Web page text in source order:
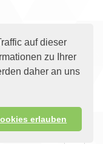
auf dieser
zu Ihrer
daher an uns
erlauben